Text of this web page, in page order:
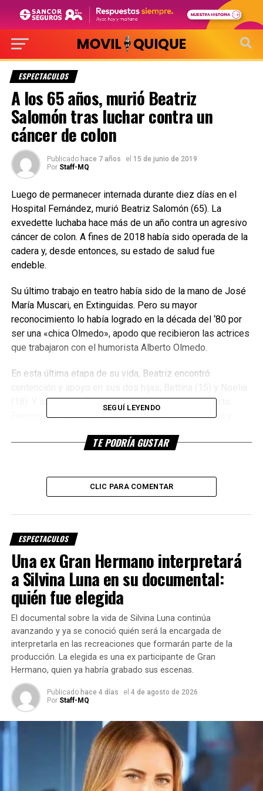
ESPECTACULOS
A los 65 años, murió Beatriz
Salomón tras luchar contra un
cáncer de colon
Publicado hace 7 años el 15 de junio de 2019
Por Staff-MQ
Luego de permanecer internada durante diez días en el
Hospital Fernández, murió Beatriz Salomón (65). La
exvedette luchaba hace más de un año contra un agresivo
cáncer de colon. A fines de 2018 había sido operada de la
cadera y, desde entonces, su estado de salud fue
endeble.
Su último trabajo en teatro había sido de la mano de José
María Muscari, en Extinguidas. Pero su mayor
reconocimiento lo había logrado en la década del ‘80 por
ser una «chica Olmedo», apodo que recibieron las actrices
que trabajaron con el humorista Alberto Olmedo.
En esta última etapa de su vida, Beatriz encontró
(18). Y se había reconciliado con su exmarido, Alberto
Ferriols, con quien tuvo una escandalosa separación y
los momentos en los que yo no puedo. Hubo un
acercamiento después de 14 años y eso es muy valioso.
Él volvió a entrar a mi casa después de todo ese tiempo
yo hoy no puedo hacer y él está cumpliendo muy bien ese
papel. Es muy importante el papel del padre porque es
difícil criar a los hijos siendo mamá y papá, y él lo está
haciendo muy bien. Sí, lo perdoné», había declarado
Salomón, en una entrevista con la revista Pronto, en marzo
pasado.
La última aparición en TV de Beatriz Salomón
hablando de su lucha contra el cáncer: «Bajé 10 kilos y
perdí mi melena»
[yt_youtube url=»https://youtu.be/UDk3snILeYU»
width=»900″ height=»500″ responsive=»no»
autoplay=»no» ]
El 27 de abril, Beatriz Salomón (65) reapareció
públicamente en La noche de Mirtha, tras ser operada de
cadera, en diciembre, y en medio de una fuerte lucha
contra un agresivo cáncer de colon, que finalmente le
SEGUÍ LEYENDO
TE PODRÍA GUSTAR
CLIC PARA COMENTAR
ESPECTACULOS
Una ex Gran Hermano interpretará
a Silvina Luna en su documental:
quién fue elegida
El documental sobre la vida de Silvina Luna continúa
avanzando y ya se conoció quién será la encargada de
interpretarla en las recreaciones que formarán parte de la
producción. La elegida es una ex participante de Gran
Hermano, quien ya habría grabado sus escenas.
Publicado hace 4 días el 4 de agosto de 2026
Por Staff-MQ